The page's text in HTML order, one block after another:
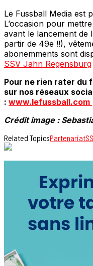
Le Fussball Media est
L’occasion pour
avant le lancement de
partir de 49e !!),
abonemments sont
SSV Jahn Regensburg
Pour ne rien rater du
sur nos réseaux
: www.lefussball.com
Crédit image :
Related TopicsPartenariat